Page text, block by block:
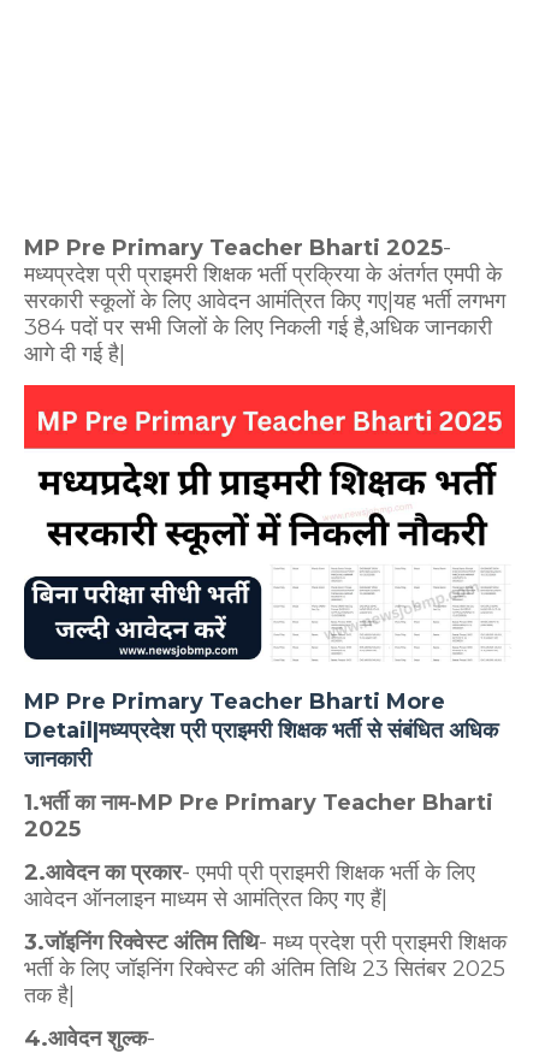
MP Pre Primary Teacher Bharti 2025-
मध्यप्रदेश प्री प्राइमरी शिक्षक भर्ती प्रक्रिया के अंतर्गत एमपी के
सरकारी स्कूलों के लिए आवेदन आमंत्रित किए गए|यह भर्ती लगभग
384 पदों पर सभी जिलों के लिए निकली गई है,अधिक जानकारी
आगे दी गई है|
MP Pre Primary Teacher Bharti More
Detail|मध्यप्रदेश प्री प्राइमरी शिक्षक भर्ती से संबंधित अधिक
जानकारी
1.भर्ती का नाम-MP Pre Primary Teacher Bharti
2025
2.आवेदन का प्रकार- एमपी प्री प्राइमरी शिक्षक भर्ती के लिए
आवेदन ऑनलाइन माध्यम से आमंत्रित किए गए हैं|
3.जॉइनिंग रिक्वेस्ट अंतिम तिथि- मध्य प्रदेश प्री प्राइमरी शिक्षक
भर्ती के लिए जॉइनिंग रिक्वेस्ट की अंतिम तिथि 23 सितंबर 2025
तक है|
4.आवेदन शुल्क-